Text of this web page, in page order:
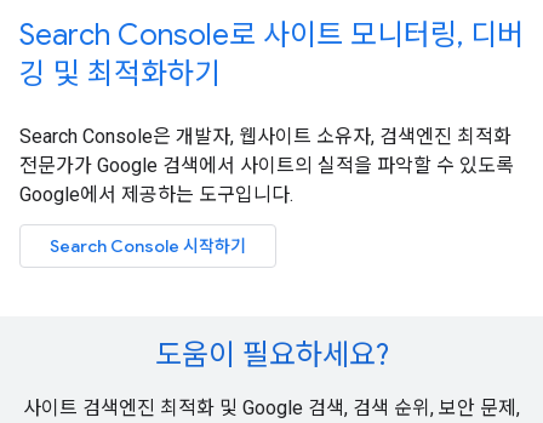
Search Console로 사이트 모니터링, 디버
깅 및 최적화하기
Search Console은 개발자, 웹사이트 소유자, 검색엔진 최적화
전문가가 Google 검색에서 사이트의 실적을 파악할 수 있도록
Google에서 제공하는 도구입니다.
Search Console 시작하기
도움이 필요하세요?
사이트 검색엔진 최적화 및 Google 검색, 검색 순위, 보안 문제,